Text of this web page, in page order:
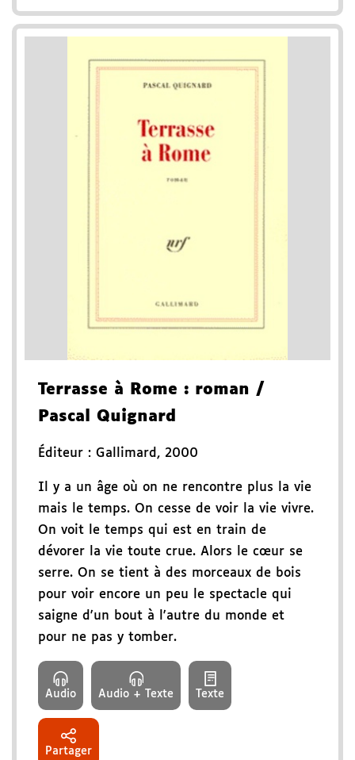
Terrasse à Rome : roman /
Pascal Quignard
Éditeur : Gallimard , 2000
Il y a un âge où on ne rencontre plus la vie
mais le temps. On cesse de voir la vie vivre.
On voit le temps qui est en train de
dévorer la vie toute crue. Alors le cœur se
serre. On se tient à des morceaux de bois
pour voir encore un peu le spectacle qui
saigne d'un bout à l'autre du monde et
pour ne pas y tomber.
Audio Audio + Texte Texte
Partager